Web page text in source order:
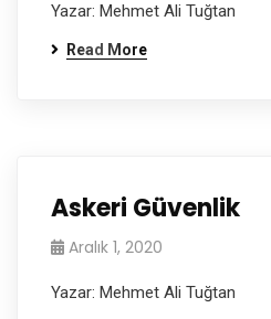
Yazar: Mehmet Ali Tuğtan
Read More
Askeri Güvenlik
Aralık 1, 2020
Yazar: Mehmet Ali Tuğtan